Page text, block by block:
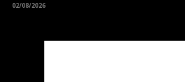
02/08/2026